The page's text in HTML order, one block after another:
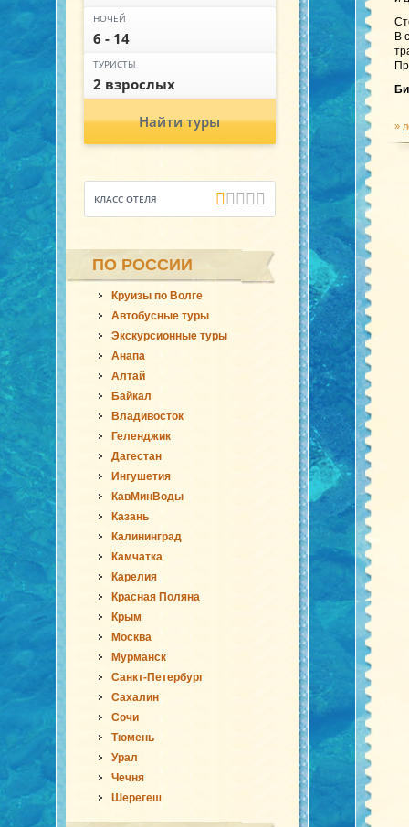
НОЧЕЙ
6 - 14
ТУРИСТЫ
2 взрослых
Найти туры
КЛАСС ОТЕЛЯ
ПО РОССИИ
Круизы по Волге
Автобусные туры
Экскурсионные туры
Анапа
Алтай
Байкал
Владивосток
Геленджик
Дагестан
Ингушетия
КавМинВоды
Казань
Калининград
Камчатка
Карелия
Красная Поляна
Крым
Москва
Мурманск
Санкт-Петербург
Сахалин
Сочи
Тюмень
Урал
Чечня
Шерегеш
В
»